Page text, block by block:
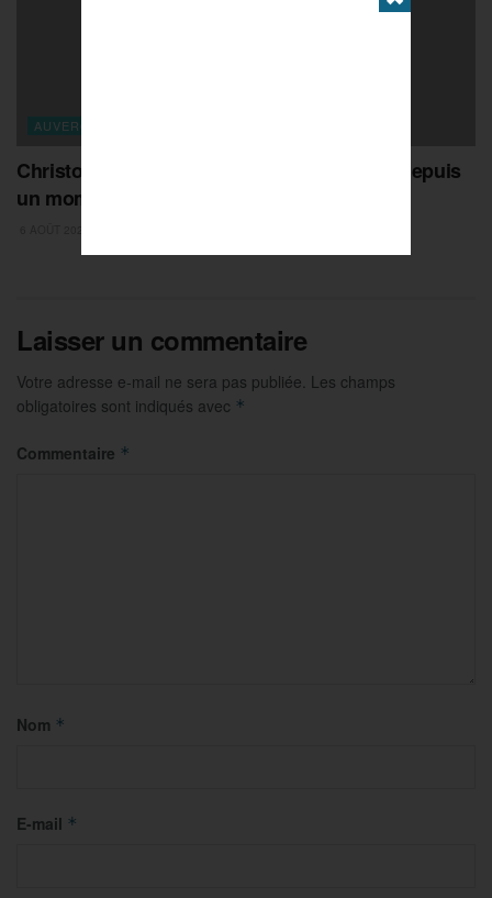
AUVERGNE-RHONE-ALPES
Christophe Sarrio : « ce titre, je l’attendais depuis
un moment »
Laisser un commentaire
Votre adresse e-mail ne sera pas publiée. Les champs
obligatoires sont indiqués avec *
Commentaire *
Nom *
E-mail *